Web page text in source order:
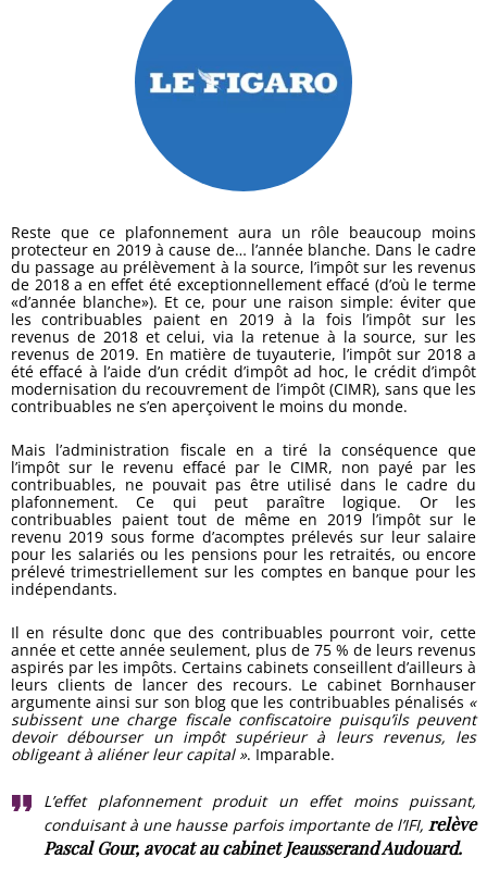
Reste que ce plafonnement aura un rôle beaucoup moins
protecteur en 2019 à cause de… l’année blanche. Dans le cadre
du passage au prélèvement à la source, l’impôt sur les revenus
de 2018 a en effet été exceptionnellement effacé (d’où le terme
«d’année blanche»). Et ce, pour une raison simple: éviter que
les contribuables paient en 2019 à la fois l’impôt sur les
revenus de 2018 et celui, via la retenue à la source, sur les
revenus de 2019. En matière de tuyauterie, l’impôt sur 2018 a
été effacé à l’aide d’un crédit d’impôt ad hoc, le crédit d’impôt
modernisation du recouvrement de l’impôt (CIMR), sans que les
contribuables ne s’en aperçoivent le moins du monde.
Mais l’administration fiscale en a tiré la conséquence que
l’impôt sur le revenu effacé par le CIMR, non payé par les
contribuables, ne pouvait pas être utilisé dans le cadre du
plafonnement. Ce qui peut paraître logique. Or les
contribuables paient tout de même en 2019 l’impôt sur le
revenu 2019 sous forme d’acomptes prélevés sur leur salaire
pour les salariés ou les pensions pour les retraités, ou encore
prélevé trimestriellement sur les comptes en banque pour les
indépendants.
Il en résulte donc que des contribuables pourront voir, cette
année et cette année seulement, plus de 75 % de leurs revenus
aspirés par les impôts. Certains cabinets conseillent d’ailleurs à
leurs clients de lancer des recours. Le cabinet Bornhauser
argumente ainsi sur son blog que les contribuables pénalisés «
subissent une charge fiscale confiscatoire puisqu’ils peuvent
devoir débourser un impôt supérieur à leurs revenus, les
obligeant à aliéner leur capital ». Imparable.
L’effet plafonnement produit un effet moins puissant,
conduisant à une hausse parfois importante de l’IFI, relève
Pascal Gour, avocat au cabinet Jeausserand Audouard.